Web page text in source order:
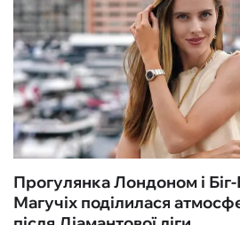
Прогулянка Лондоном і
Магучіх поділилася